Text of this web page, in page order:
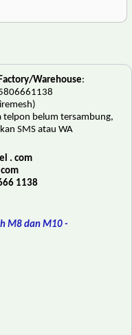
Warehouse:
telpon belum tersambung,
SMS atau WA
. com
1138
M8 dan M10 -